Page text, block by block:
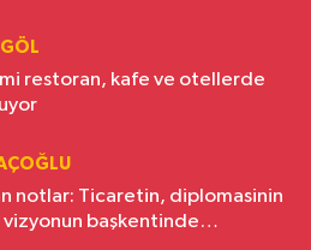
restoran, kafe ve otellerde
notlar: Ticaretin, diplomasinin
vizyonun başkentinde